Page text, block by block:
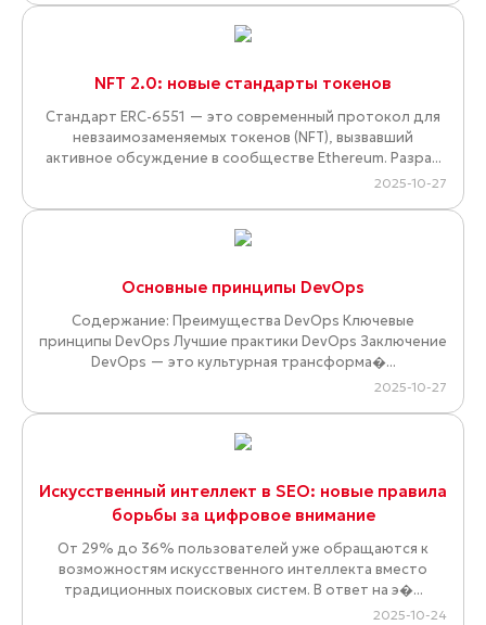
NFT 2.0: новые стандарты токенов
Стандарт ERC-6551 — это современный протокол для
невзаимозаменяемых токенов (NFT), вызвавший
активное обсуждение в сообществе Ethereum. Разра...
2025-10-27
Основные принципы DevOps
Содержание: Преимущества DevOps Ключевые
принципы DevOps Лучшие практики DevOps Заключение
DevOps — это культурная трансформа�...
2025-10-27
Искусственный интеллект в SEO: новые правила
борьбы за цифровое внимание
От 29% до 36% пользователей уже обращаются к
возможностям искусственного интеллекта вместо
традиционных поисковых систем. В ответ на э�...
2025-10-24